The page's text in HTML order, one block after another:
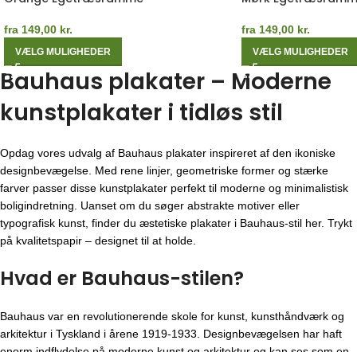
fra 149,00 kr.
VÆLG MULIGHEDER
fra 149,00 kr.
VÆLG MULIGHEDER
Bauhaus plakater – Moderne
kunstplakater i tidløs stil
Opdag vores udvalg af Bauhaus plakater inspireret af den ikoniske
designbevægelse. Med rene linjer, geometriske former og stærke
farver passer disse kunstplakater perfekt til moderne og minimalistisk
boligindretning. Uanset om du søger abstrakte motiver eller
typografisk kunst, finder du æstetiske plakater i Bauhaus-stil her. Trykt
på kvalitetspapir – designet til at holde.
Hvad er Bauhaus-stilen?
Bauhaus var en revolutionerende skole for kunst, kunsthåndværk og
arkitektur i Tyskland i årene 1919-1933. Designbevægelsen har haft